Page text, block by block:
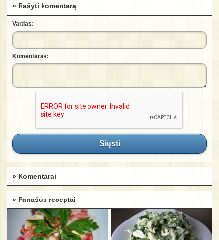
» Rašyti komentarą
Vardas:
Komentaras:
Siųsti
» Komentarai
» Panašūs receptai